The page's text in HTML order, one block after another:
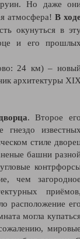
Но даже
атмосфера!В
окунуться в
и его
24 км) –
архитектуры
. Второе
гнездо
стиле
башни
чем
расположение
могла